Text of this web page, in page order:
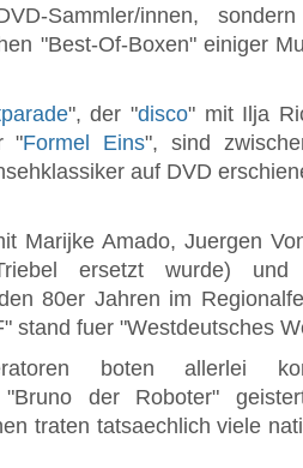
Sammler/innen,
"Best-Of-Boxen" einiger
", der "disco" mit Ilja
"Formel Eins", sind
auf DVD
Marijke Amado, Juergen
ersetzt wurde) und
80er Jahren im
stand fuer "Westdeutsches
boten allerlei
"Bruno der Roboter"
traten tatsaechlich viele